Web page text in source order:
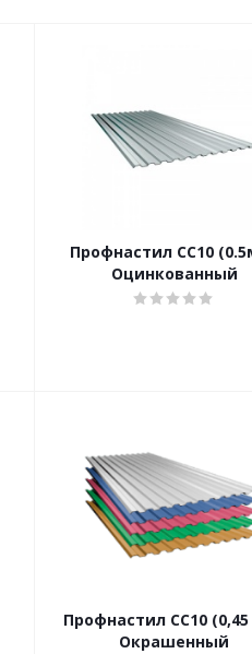
Профнастил CC10
Оцинкованный
Профнастил СС10
Окрашенный